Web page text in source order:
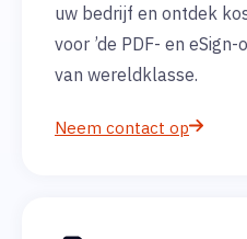
uw bedrijf en ontdek
voor ’de PDF- en
van wereldklasse.
Neem contact op